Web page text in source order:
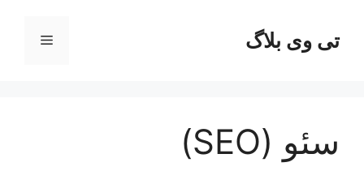
محتواتی وی بلاگ فهرست
سئو (SEO)